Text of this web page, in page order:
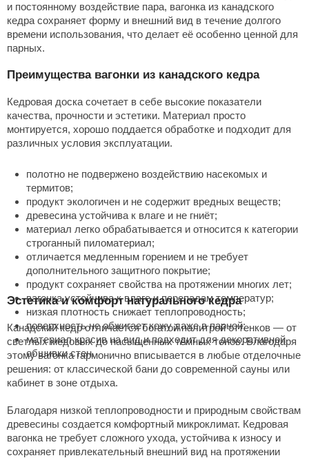
и постоянному воздействие пара, вагонка из канадского
кедра сохраняет форму и внешний вид в течение долгого
времени использования, что делает её особенно ценной для
парных.
Преимущества вагонки из канадского кедра
Кедровая доска сочетает в себе высокие показатели
качества, прочности и эстетики. Материал просто
монтируется, хорошо поддается обработке и подходит для
различных условия эксплуатации.
полотно не подвержено воздействию насекомых и
термитов;
продукт экологичен и не содержит вредных веществ;
древесина устойчива к влаге и не гниёт;
материал легко обрабатывается и относится к категории
строганный пиломатериал;
отличается медленным горением и не требует
дополнительного защитного покрытие;
продукт сохраняет свойства на протяжении многих лет;
вагонка устойчива к влаге и перепадам температур;
низкая плотность снижает теплопроводность;
поверхность не обжигает кожу даже в парной;
материал красив на вид и подходит для декоративной
обшивки стен.
Эстетика и комфорт натурального кедра
Канадский кедр отличается богатой палитройоттенков — от
светлых медовых до насыщенных тёмных тонов. Благодаря
этому вагонка гармонично вписывается в любые отделочные
решения: от классической бани до современной сауны или
кабинет в зоне отдыха.
Благодаря низкой теплопроводности и природным свойствам
древесины создается комфортный микроклимат. Кедровая
вагонка не требует сложного ухода, устойчива к износу и
сохраняет привлекательный внешний вид на протяжении